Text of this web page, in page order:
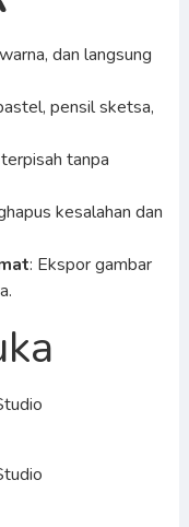
dan langsung
pensil sketsa,
tanpa
kesalahan dan
: Ekspor gambar